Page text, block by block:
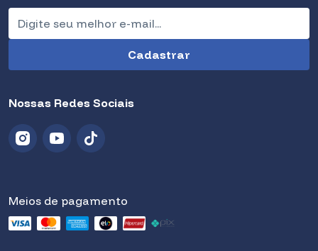
Nossas Redes Sociais
Meios de pagamento